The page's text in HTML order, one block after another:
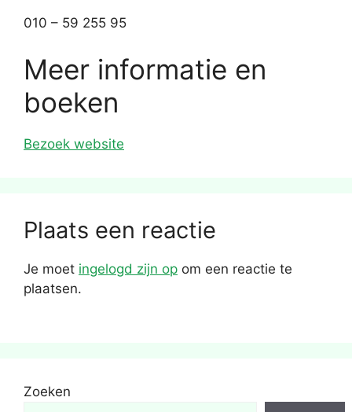
010 – 59 255 95
Meer informatie en
boeken
Bezoek website
Plaats een reactie
Je moet ingelogd zijn op om een reactie te
plaatsen.
Zoeken